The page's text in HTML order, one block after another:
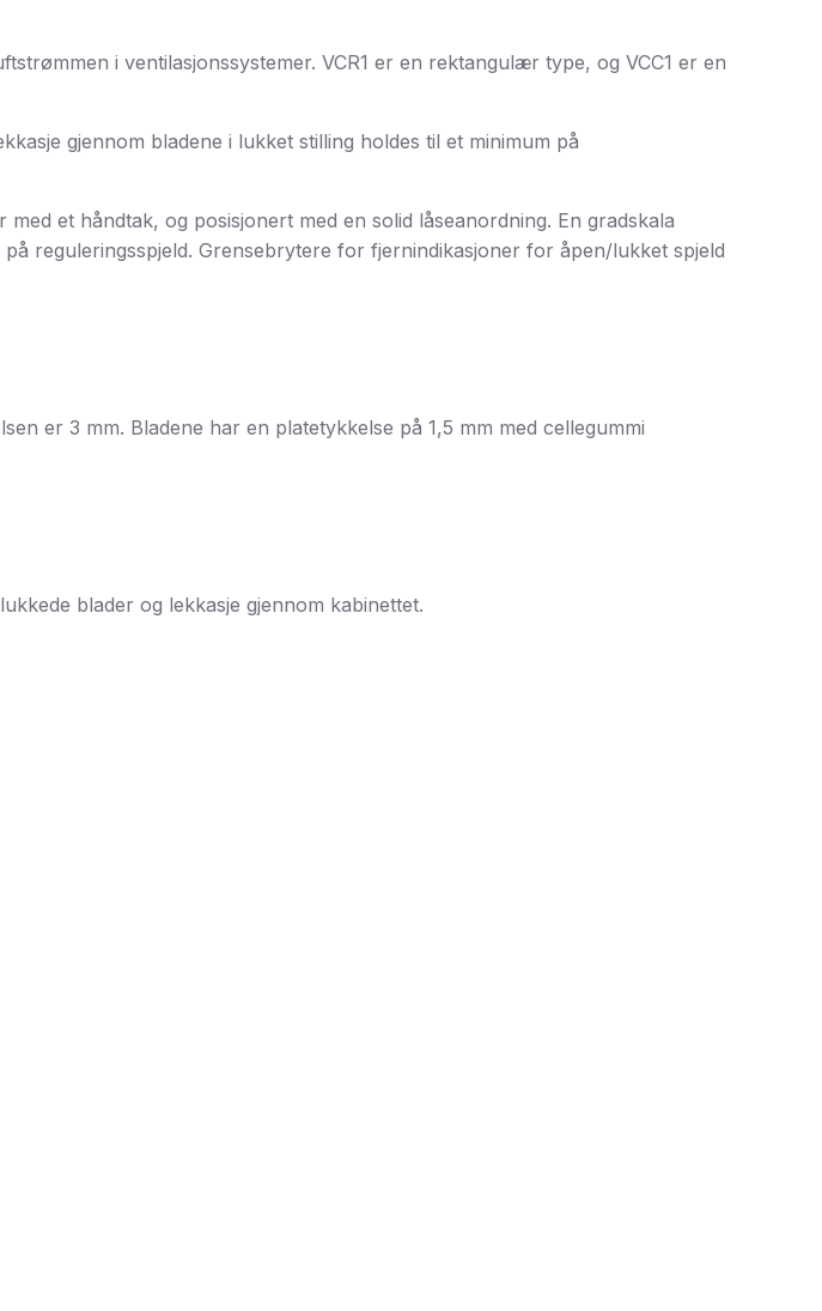
i ventilasjonssystemer. VCR1 er en rektangulær type, og VCC1 er en
gjennom bladene i lukket stilling holdes til et minimum på
et håndtak, og posisjonert med en solid låseanordning. En gradskala
reguleringsspjeld. Grensebrytere for fjernindikasjoner for åpen/lukket spjeld
er 3 mm. Bladene har en platetykkelse på 1,5 mm med cellegummi
blader og lekkasje gjennom kabinettet.